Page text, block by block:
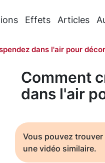
Effets Articles
dans l'air pour
Comment
dans l'air
Vous pouvez trouver
une vidéo similaire.